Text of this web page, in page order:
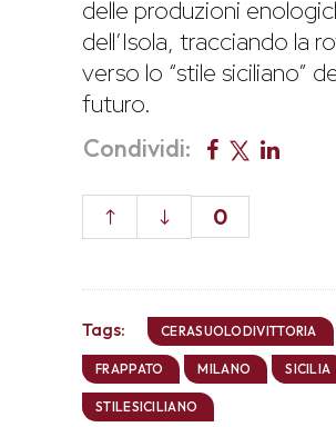
delle produzioni
dell’Isola, tracciando la
verso lo “stile siciliano”
futuro.
Condividi:
0
Tags: CERASUOLODIVITTORIA
FRAPPATO MILANO SICILIA
STILESICILIANO